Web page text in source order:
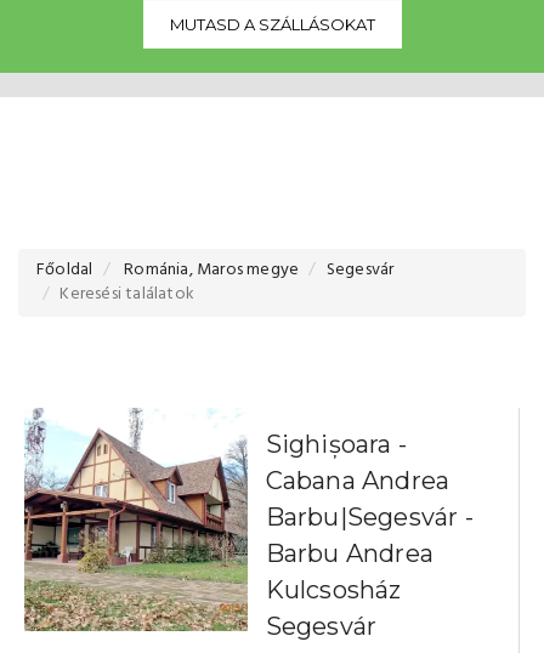
MUTASD A SZÁLLÁSOKAT
Főoldal Románia, Maros megye
Segesvár
Keresési találatok
Sighișoara -
Cabana Andrea
Barbu|Segesvár -
Barbu Andrea
Kulcsosház
Segesvár